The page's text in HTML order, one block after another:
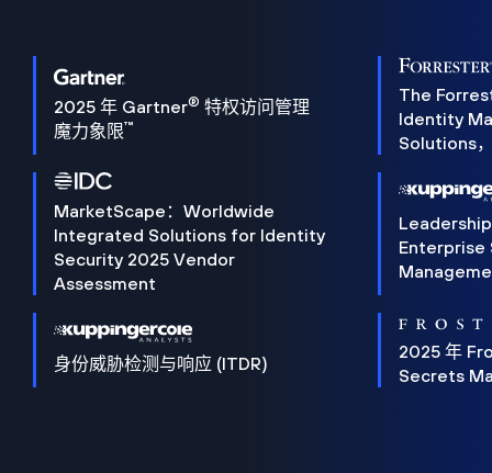
2025 年 Gartner® 特权访问管理
魔力象限™
The
Identity
Solutions
MarketScape：Worldwide
Integrated Solutions for Identity
Security 2025 Vendor
Assessment
Enterprise
身份威胁检测与响应 (ITDR)
2025 年
Secrets